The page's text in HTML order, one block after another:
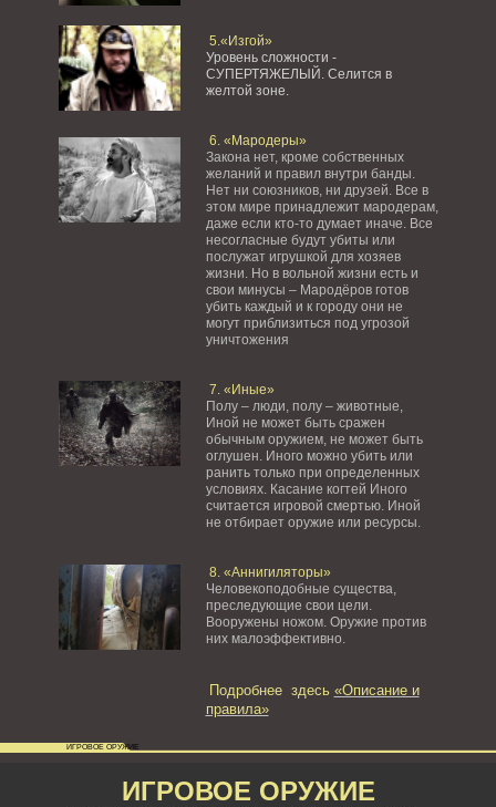
5.«Изгой»
Уровень сложности -
СУПЕРТЯЖЕЛЫЙ. Селится в
желтой зоне.
6. «Мародеры»
Закона нет, кроме собственных
желаний и правил внутри банды.
Нет ни союзников, ни друзей. Все в
этом мире принадлежит мародерам,
даже если кто-то думает иначе. Все
несогласные будут убиты или
послужат игрушкой для хозяев
жизни. Но в вольной жизни есть и
свои минусы – Мародёров готов
убить каждый и к городу они не
могут приблизиться под угрозой
уничтожения
7. «Иные»
Полу – люди, полу – животные,
Иной не может быть сражен
обычным оружием, не может быть
оглушен. Иного можно убить или
ранить только при определенных
условиях. Касание когтей Иного
считается игровой смертью. Иной
не отбирает оружие или ресурсы.
8. «Аннигиляторы»
Человекоподобные существа,
преследующие свои цели.
Вооружены ножом. Оружие против
них малоэффективно.
Подробнее здесь «Описание и
правила»
ИГРОВОЕ ОРУЖИЕ
ИГРОВОЕ ОРУЖИЕ